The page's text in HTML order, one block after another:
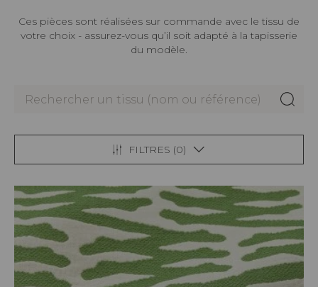
Ces pièces sont réalisées sur commande avec le tissu de
votre choix - assurez-vous qu’il soit adapté à la tapisserie
du modèle.
FILTRES (0)